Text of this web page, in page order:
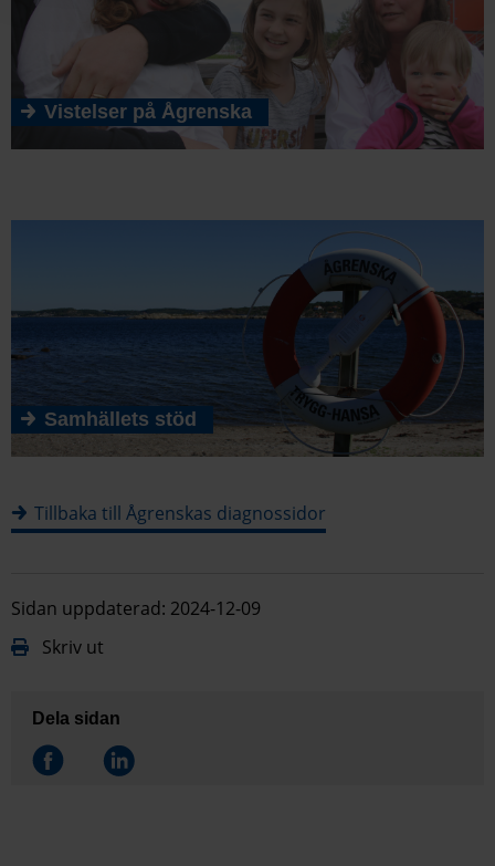
Vistelser på Ågrenska
Samhällets stöd
Tillbaka till Ågrenskas diagnossidor
Sidan uppdaterad: 2024-12-09
Skriv ut
Dela sidan
Dela på